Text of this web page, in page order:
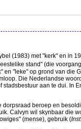
(1983) met "kerk" en in
stand" (die
"leke" op grond van die
Die Nederlandse
aan te dui. In
beroep en
Calvyn wil skynbaar die
(mense), gebruik (